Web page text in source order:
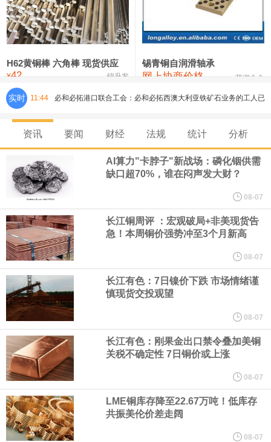
铸造铝合金锭(ZLD104) 24,300—24,500 24,400
压铸锌合金锭 26,500—26,700
氯化镍 38,300—40,300 39,300 0
H62黄铜棒 六角棒 现货供应
¥42 锦升发
锡青铜自润滑轴承
网上协商价格 芜湖合金
实时 11:44 必和必拓港口联合工会：必和必拓西澳大利亚铁矿石业务的工人已
通知，将于8月9日实施24小时停工。
8月7日，宇树科技董事长王兴兴网上路演时表示，报告期内，公司
研发费用金额分别为4,995.18万元、7,001.70万元、14,496.56万
元，最近3年复合增长率达70.36%，呈快速增长趋势，并形成多项
核心技术和知识产权。截至2026年1月31日，公司拥有262项专利权
（含境内发明专利20项）。
纽约期银日内涨4%，现报64.08美元/盎司。
宇树科技董事长、总经理兼首席技术官王兴兴在网上路演时表示，
经过多年研发创新和技术积累，公司逐步形成了包括一体化关节集
成技术、高紧凑度机器人身体集成技术、机器人激光雷达全自研核
心技术等多项已商业化应用的核心技术并已应用于公司的高性能通
资讯 要闻 财经 法规 统计 分析
AI算力"卡脖子"新战场：磷化铟供需
缺口超70%，谁在闷声发大财？
08-07
长江铜周评 ：宏观破局+非美现货告
急！本周铜价强势冲至3个月新高
08-07
长江有色：7日镍价下跌 市场情绪谨
慎现货交投观望
08-07
长江有色：刚果金出口禁令叠加美铜
关税不确定性 7日铜价或上涨
08-07
LME铜库存降至22.67万吨！低库存
共振美伦价差走阔
08-07